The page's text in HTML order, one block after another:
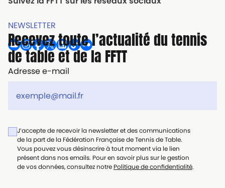
NEWSLETTER
Recevez toute l’actualité du tennis
de table et de la FFTT
Adresse e-mail
J’accepte de recevoir la newsletter et des communications
de la part de la Fédération Française de Tennis de Table.
Vous pouvez vous désinscrire à tout moment via le lien
présent dans nos emails. Pour en savoir plus sur le gestion
de vos données, consultez notre Politique de confidentialité.